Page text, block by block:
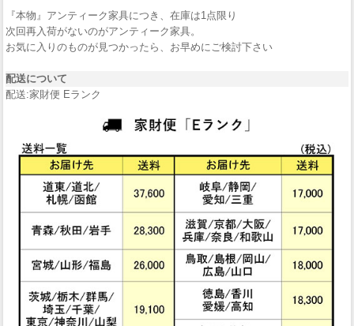
『本物』アンティーク家具につき、在庫は1点限り
次回再入荷がないのがアンティーク家具。
お気に入りのものが見つかったら、お早めにご検討下さい
配送について
配送:家財便 Eランク